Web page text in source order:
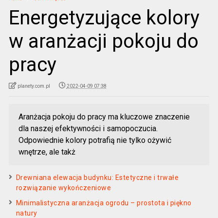
Energetyzujące kolory
w aranżacji pokoju do
pracy
planety.com.pl 2022-04-09 07:38
Aranżacja pokoju do pracy ma kluczowe znaczenie
dla naszej efektywności i samopoczucia.
Odpowiednie kolory potrafią nie tylko ożywić
wnętrze, ale takż
Drewniana elewacja budynku: Estetyczne i trwałe
rozwiązanie wykończeniowe
Minimalistyczna aranżacja ogrodu – prostota i piękno
natury